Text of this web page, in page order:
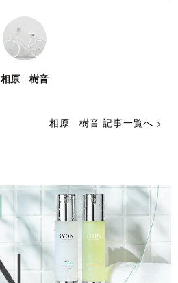
相原 樹音
相原 樹音 記事一覧へ